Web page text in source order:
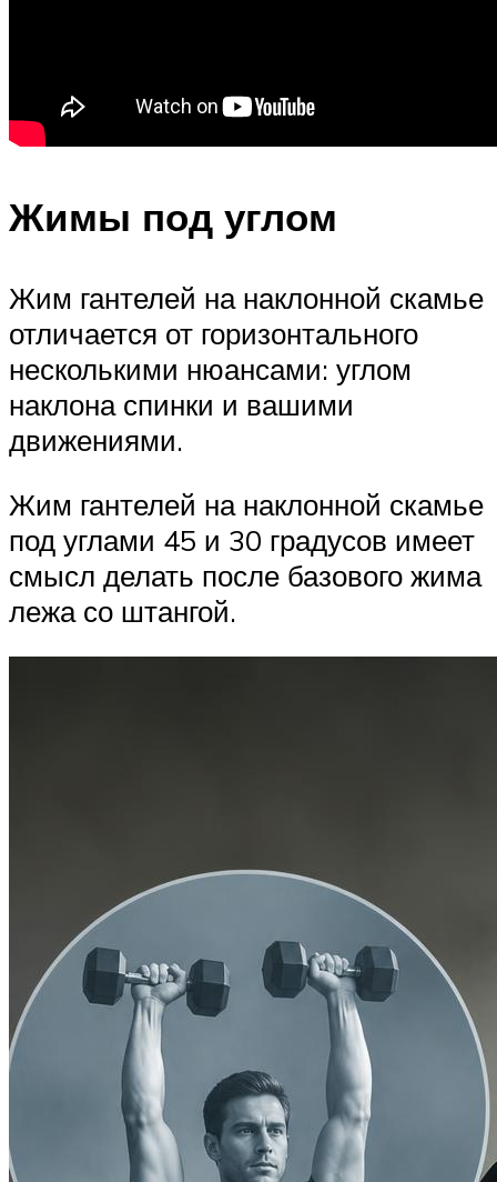
Жимы под углом
Жим гантелей на наклонной скамье
отличается от горизонтального
несколькими нюансами: углом
наклона спинки и вашими
движениями.
Жим гантелей на наклонной скамье
под углами 45 и 30 градусов имеет
смысл делать после базового жима
лежа со штангой.